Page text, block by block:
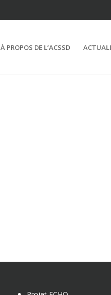
À PROPOS DE L’ACSSD